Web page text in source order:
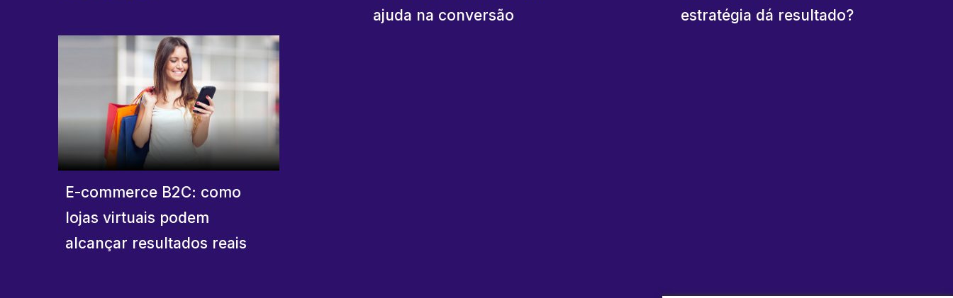
ajuda na conversão
estratégia dá resultado?
E-commerce B2C: como
lojas virtuais podem
alcançar resultados reais